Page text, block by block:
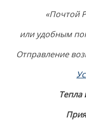
«Почтой
или удобным
Отправление
Тепла